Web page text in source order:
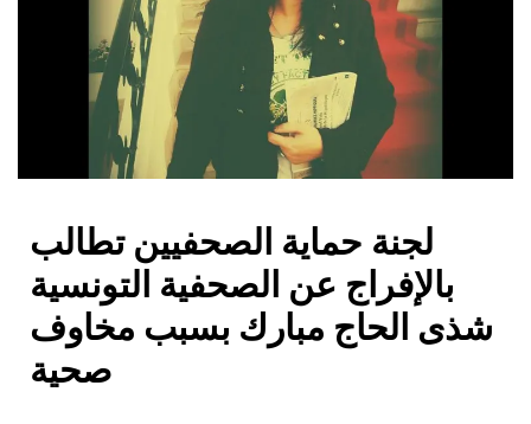
لجنة حماية الصحفيين تطالب
بالإفراج عن الصحفية التونسية
شذى الحاج مبارك بسبب مخاوف
صحية